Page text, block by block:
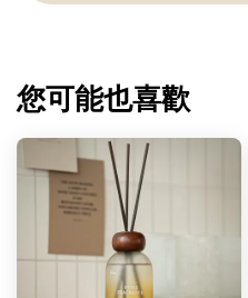
您可能也喜歡